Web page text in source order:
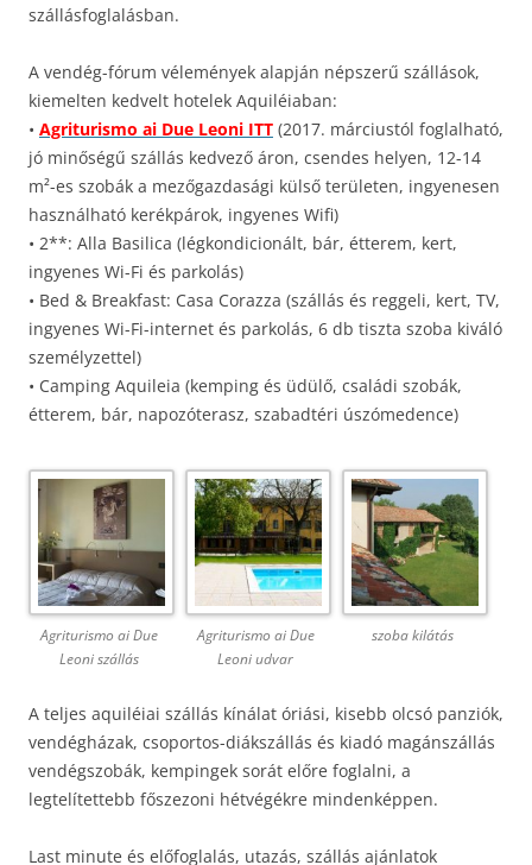
szállásfoglalásban.
A vendég-fórum vélemények alapján népszerű szállások,
kiemelten kedvelt hotelek Aquiléiaban:
• Agriturismo ai Due Leoni ITT (2017. márciustól foglalható,
jó minőségű szállás kedvező áron, csendes helyen, 12-14
m²-es szobák a mezőgazdasági külső területen, ingyenesen
használható kerékpárok, ingyenes Wifi)
• 2**: Alla Basilica (légkondicionált, bár, étterem, kert,
ingyenes Wi-Fi és parkolás)
• Bed & Breakfast: Casa Corazza (szállás és reggeli, kert, TV,
ingyenes Wi-Fi-internet és parkolás, 6 db tiszta szoba kiváló
személyzettel)
• Camping Aquileia (kemping és üdülő, családi szobák,
étterem, bár, napozóterasz, szabadtéri úszómedence)
Agriturismo ai Due
Leoni szállás
Agriturismo ai Due
Leoni udvar
szoba kilátás
A teljes aquiléiai szállás kínálat óriási, kisebb olcsó panziók,
vendégházak, csoportos-diákszállás és kiadó magánszállás
vendégszobák, kempingek sorát előre foglalni, a
legtelítettebb főszezoni hétvégékre mindenképpen.
Last minute és előfoglalás, utazás, szállás ajánlatok